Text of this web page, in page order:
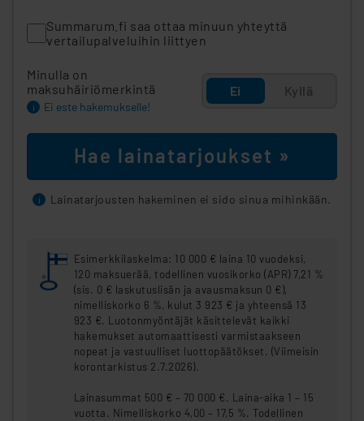
Summarum.fi saa ottaa minuun yhteyttä
vertailupalveluihin liittyen
Minulla on
maksuhäiriömerkintä
i Ei este hakemukselle!
Ei Kyllä
Hae lainatarjoukset »
i Lainatarjousten hakeminen ei sido sinua mihinkään.
Esimerkkilaskelma: 10 000 € laina 10 vuodeksi,
120 maksuerää, todellinen vuosikorko (APR) 7,21 %
(sis. 0 € laskutuslisän ja avausmaksun 0 €),
nimelliskorko 6 %, kulut 3 923 € ja yhteensä 13
923 €. Luotonmyöntäjät käsittelevät kaikki
hakemukset automaattisesti varmistaakseen
nopeat ja vastuulliset luottopäätökset. (Viimeisin
korontarkistus 2.7.2026).
Lainasummat 500 € – 70 000 €. Laina-aika 1 – 15
vuotta. Nimelliskorko 4,00 – 17,5 %. Todellinen